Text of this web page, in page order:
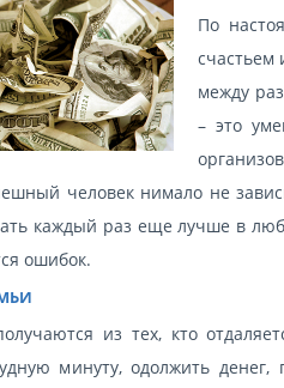
По
счастьем
между
– это
человек нимало не
каждый раз еще лучше в
ошибок.
из тех, кто
минуту, одолжить